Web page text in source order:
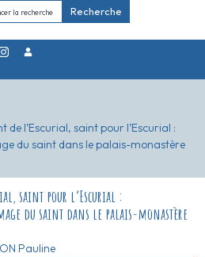
Recherche
de l’Escurial, saint pour l’Escurial :
du saint dans le palais-monastère
saint pour l’Escurial :
du saint dans le palais-monastère
Pauline